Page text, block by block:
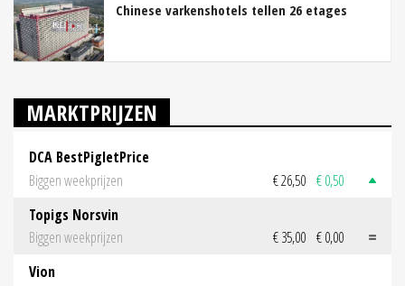
Chinese varkenshotels tellen 26 etages
MARKTPRIJZEN
DCA BestPigletPrice
Biggen weekprijzen
€ 26,50 € 0,50
Topigs Norsvin
Biggen weekprijzen
€ 35,00 € 0,00
Vion